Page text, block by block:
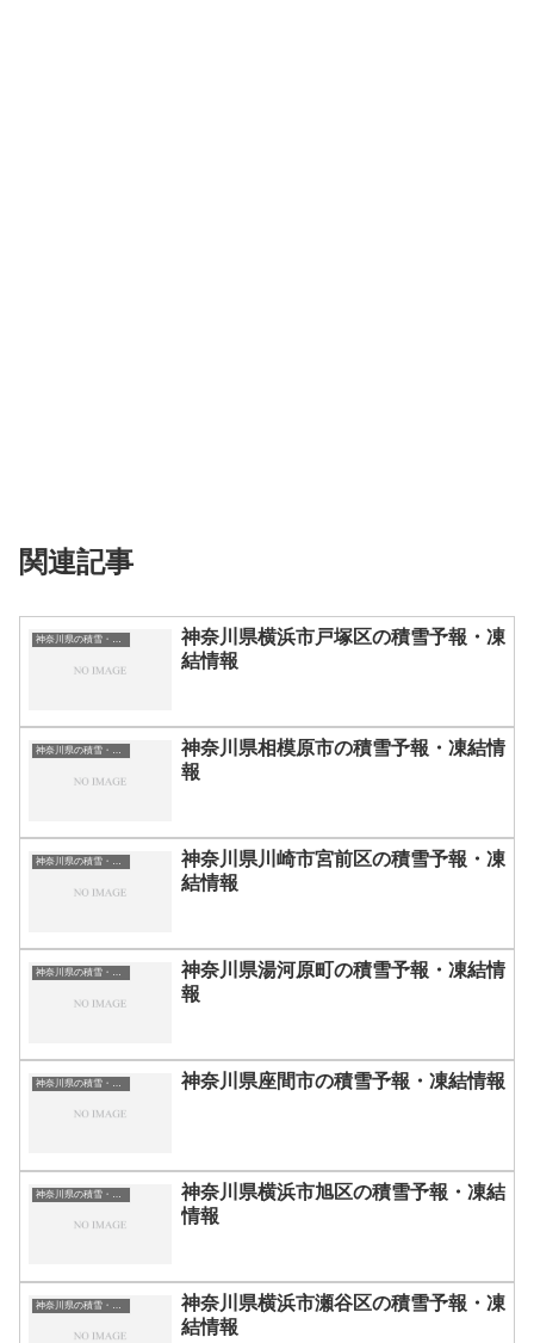
関連記事
神奈川県の積雪・凍結情報
神奈川県横浜市戸塚区の積雪予報・凍
結情報
神奈川県の積雪・凍結情報
神奈川県相模原市の積雪予報・凍結情
報
神奈川県の積雪・凍結情報
神奈川県川崎市宮前区の積雪予報・凍
結情報
神奈川県の積雪・凍結情報
神奈川県湯河原町の積雪予報・凍結情
報
神奈川県の積雪・凍結情報 神奈川県座間市の積雪予報・凍結情報
神奈川県横浜市旭区の積雪予報・凍結
情報
神奈川県横浜市瀬谷区の積雪予報・凍
結情報